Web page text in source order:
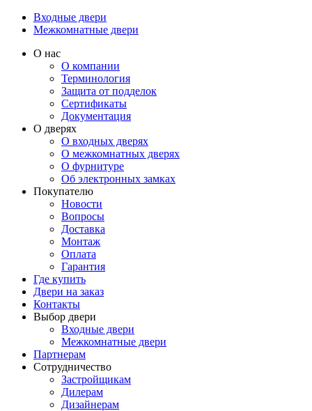
Входные двери
Межкомнатные двери
О нас
О компании
Терминология
Защита от подделок
Сертификаты
Документация
О дверях
О входных дверях
О межкомнатных дверях
О фурнитуре
Об электронных замках
Покупателю
Новости
Вопросы
Доставка
Монтаж
Оплата
Гарантия
Где купить
Двери на заказ
Контакты
Выбор двери
Входные двери
Межкомнатные двери
Партнерам
Сотрудничество
Застройщикам
Дилерам
Дизайнерам